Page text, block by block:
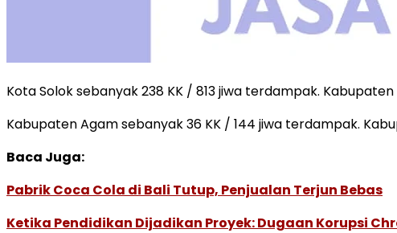
Kota Solok sebanyak 238 KK / 813 jiwa terdampak.
Kabupaten Agam sebanyak 36 KK / 144 jiwa terdampak.
Baca Juga:
Pabrik Coca Cola di Bali Tutup, Penjualan Terjun Bebas
Ketika Pendidikan Dijadikan Proyek: Dugaan Korupsi